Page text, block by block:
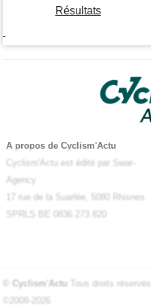
Résultats
-
A propos de Cyclism'Actu
Cyclism'Actu est édité par Swar-
Agency
17 rue de la Suarlée, 5080 Rhisnes
SPRLS BE 0836.273.820
© Cyclism'Actu Tous droits réservés
©2008-2026